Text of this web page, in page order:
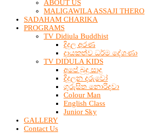
ABOUT US
MALIGAWILA ASSAJI THERO
SADAHAM CHARIKA
PROGRAMS
TV Didiula Buddhist
දිදුල අරණ
දායකත්ව ධර්ම දේශණා
TV DIDULA KIDS
අපේ බුදු සාදු
දිදුලන දරුවෝ
ගුරුසිත නොරිදවා
Colour Man
English Class
Junior Sky
GALLERY
Contact Us